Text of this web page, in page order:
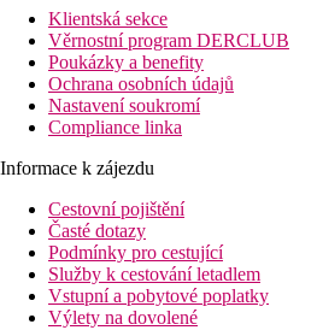
Klientská sekce
Věrnostní program DERCLUB
Poukázky a benefity
Ochrana osobních údajů
Nastavení soukromí
Compliance linka
Informace k zájezdu
Cestovní pojištění
Časté dotazy
Podmínky pro cestující
Služby k cestování letadlem
Vstupní a pobytové poplatky
Výlety na dovolené